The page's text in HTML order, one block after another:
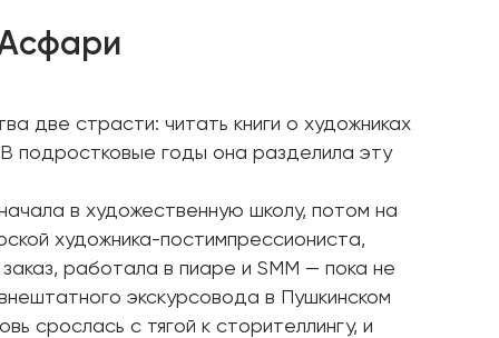
две страсти: читать книги о художниках
подростковые годы она разделила эту
в художественную школу, потом на
художника-постимпрессиониста,
работала в пиаре и SMM — пока не
экскурсовода в Пушкинском
срослась с тягой к сторителлингу, и